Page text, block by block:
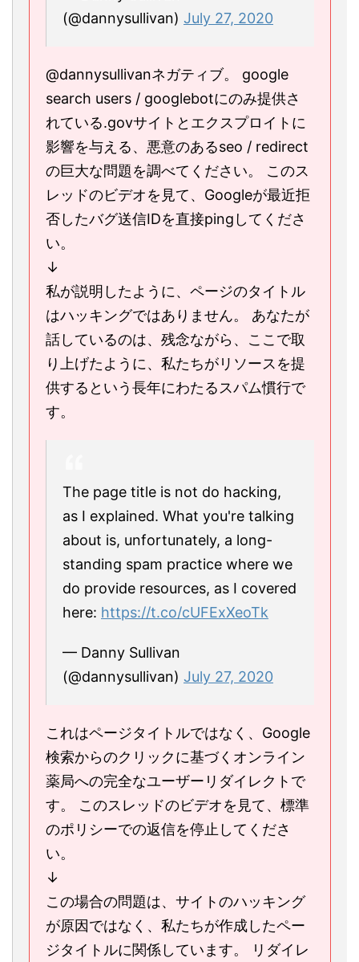
(@dannysullivan) July 27, 2020
@dannysullivanネガティブ。 google
search users / googlebotにのみ提供さ
れている.govサイトとエクスプロイトに
影響を与える、悪意のあるseo / redirect
の巨大な問題を調べてください。 このス
レッドのビデオを見て、Googleが最近拒
否したバグ送信IDを直接pingしてくださ
い。
↓
私が説明したように、ページのタイトル
はハッキングではありません。 あなたが
話しているのは、残念ながら、ここで取
り上げたように、私たちがリソースを提
供するという長年にわたるスパム慣行で
す。
The page title is not do hacking,
as I explained. What you're talking
about is, unfortunately, a long-
standing spam practice where we
do provide resources, as I covered
here: https://t.co/cUFExXeoTk
— Danny Sullivan
(@dannysullivan) July 27, 2020
これはページタイトルではなく、Google
検索からのクリックに基づくオンライン
薬局への完全なユーザーリダイレクトで
す。 このスレッドのビデオを見て、標準
のポリシーでの返信を停止してくださ
い。
↓
この場合の問題は、サイトのハッキング
が原因ではなく、私たちが作成したペー
ジタイトルに関係しています。 リダイレ